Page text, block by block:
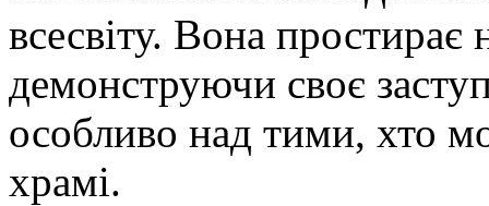
всесвіту. Вона
демонструючи своє
особливо над тими, хто
храмі.